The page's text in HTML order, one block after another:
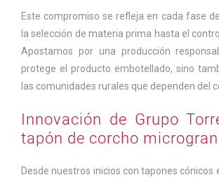
Este compromiso se refleja en cada fase
la selección de materia prima hasta el
Apostamos por una producción
protege el producto embotellado, sino
las comunidades rurales que dependen del
Innovación de Grupo
tapón de corcho
Desde nuestros inicios con tapones cónicos